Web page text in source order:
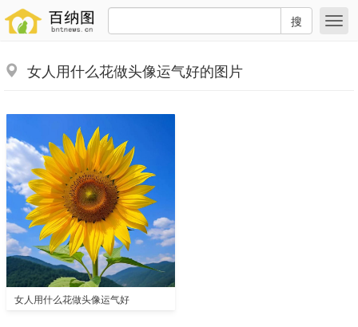
搜
女人用什么花做头像运气好的图片
女人用什么花做头像运气好